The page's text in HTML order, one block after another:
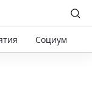
Социум